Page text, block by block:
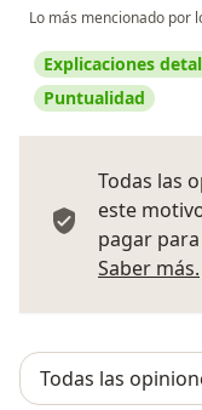
Lo más mencionado por
Explicaciones
Puntualidad
Todas las
este
pagar
Saber más.